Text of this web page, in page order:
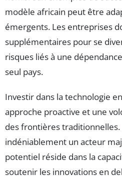
modèle africain peut être
émergents. Les entreprises
supplémentaires pour se
risques liés à une
seul pays.
Investir dans la technologie
approche proactive et une
des frontières traditionnelles.
indéniablement un acteur
potentiel réside dans la
soutenir les innovations en